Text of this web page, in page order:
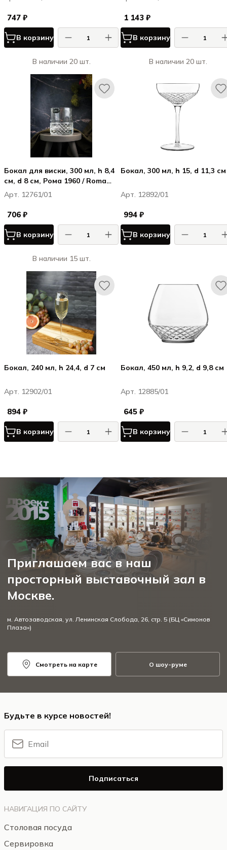
747 ₽
В корзину
В наличии 20 шт.
1 143 ₽
В корзину
В наличии 20 шт.
Бокал для виски, 300 мл, h 8,4
см, d 8 см, Рома 1960 / Roma
1960
Арт. 12761/01
706 ₽
В корзину
В наличии 15 шт.
Бокал, 300 мл, h 15, d 11,3 см
Арт. 12892/01
994 ₽
В корзину
Бокал, 240 мл, h 24,4, d 7 см
Арт. 12902/01
894 ₽
В корзину
Бокал, 450 мл, h 9,2, d 9,8 см
Арт. 12885/01
645 ₽
В корзину
Приглашаем вас в наш
просторный выставочный зал в
Москве.
м. Автозаводская, ул. Ленинская Слобода, 26, стр. 5 (БЦ «Симонов
Плаза»)
Смотреть на карте О шоу-руме
НАВИГАЦИЯ ПО САЙТУ
Столовая посуда
Сервировка
Будьте в курсе новостей!
Подписаться